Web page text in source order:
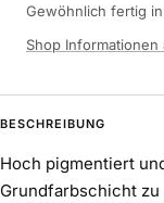
Gewöhnlich fertig
Shop Informationen
BESCHREIBUNG
Hoch pigmentiert
Grundfarbschicht zu